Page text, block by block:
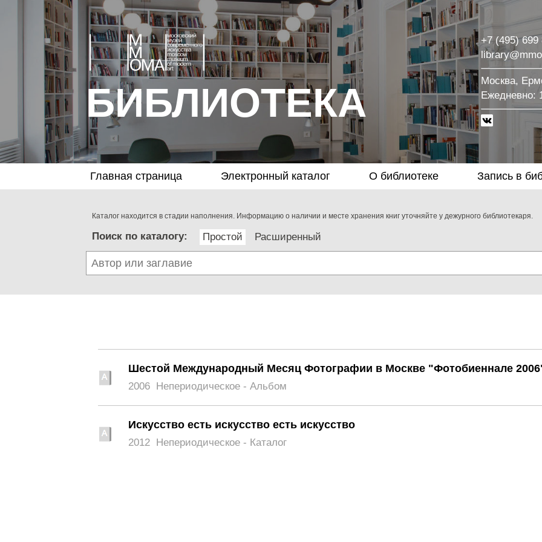
БИБЛИОТЕКА
+7 (495) 699
Москва,
Eжедневно:
Главная страница Электронный каталог О библиотеке Запись в
Каталог находится в стадии наполнения. Информацию о наличии и месте хранения книг уточняйте у дежурного библиотекаря.
Поиск по каталогу: Простой Расширенный
Шестой Международный Месяц Фотографии в Москве "Фотобиеннале
2006 Непериодическое - Альбом
Искусство есть искусство есть искусство
2012 Непериодическое - Каталог